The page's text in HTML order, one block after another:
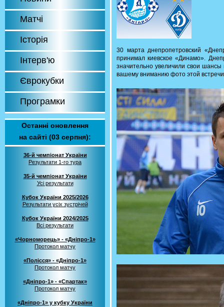
Матчі
Історія
Інтерв'ю
Єврокубки
Програмки
Останні оновлення
на сайті (03 серпня):
36-й чемпіонат України
Результати 1-го тура
35-й чемпіонат України
Усі результати
Кубок України 2025/2026
Результати усіх зустрічей
Кубок України 2024/2025
Всі результати
«Чорноморець» - «Дніпро-1»
Протокол матчу
«Полісся» - «Дніпро-1»
Протокол матчу
«Дніпро-1» - «Спартак»
Протокол матчу
«Дніпро-1» у кубку України
30 марта днепропетровский
принимал киевское «Динамо».
значительно увеличили свои
вашему вниманию фото этой